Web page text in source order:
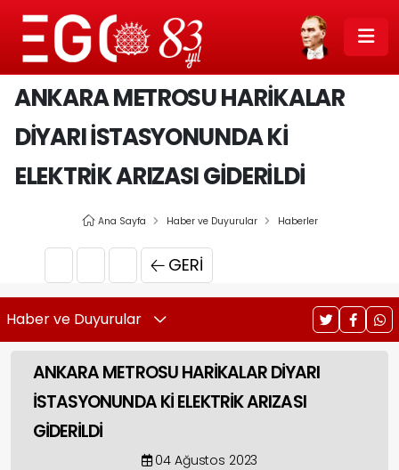
ANKARA METROSU HARİKALAR
DİYARI İSTASYONUNDA Kİ
ELEKTRİK ARIZASI GİDERİLDİ
Ana Sayfa Haber ve Duyurular Haberler
GERI
Haber ve Duyurular
ANKARA METROSU HARİKALAR DİYARI
İSTASYONUNDA Kİ ELEKTRİK ARIZASI
GİDERİLDİ
04 Ağustos 2023